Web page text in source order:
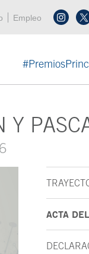
Empleo
ACTA